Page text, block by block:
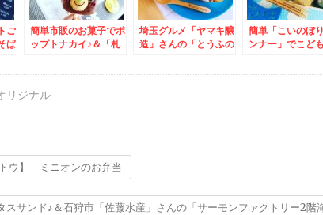
ご
ば
簡単市販のお菓子でポ
ップトナカイ♪＆「札
埼玉グルメ「ヤマキ醸
造」さんの「とうふの
簡単「こいのぼ
ンナー」でこど
リジナル
ウ】 ミニオンのお弁当
スサンド♪＆石狩市「佐藤水産」さんの「サーモンファクトリー2